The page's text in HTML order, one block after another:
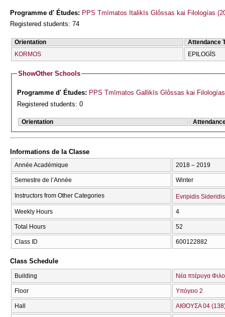
Programme d' Études: PPS Tmīmatos Italikīs Glṓssas kai Filologías
Registered students: 74
Orientation
Attendance
KORMOS
EPILOGĪS
ShowOther Schools
Programme d' Études: PPS Tmīmatos Gallikīs Glṓssas kai
Registered students: 0
Orientation
Informations de la Classe
Année Académique 2018 – 2019
Semestre de l’Année Winter
Instructors from Other Categories Evripidis Sideridis
Weekly Hours 4
Total Hours 52
Class ID 600122882
Class Schedule
Building Νέα πτέρυγα
Floor Υπόγειο 2
Hall ΑΙΘΟΥΣΑ 04